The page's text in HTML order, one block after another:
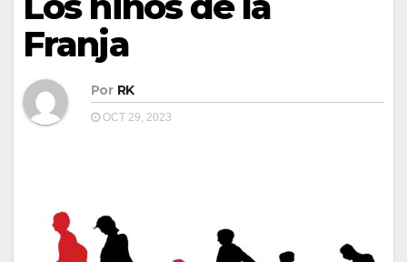
Franja
Por RK
OCT 29, 2023